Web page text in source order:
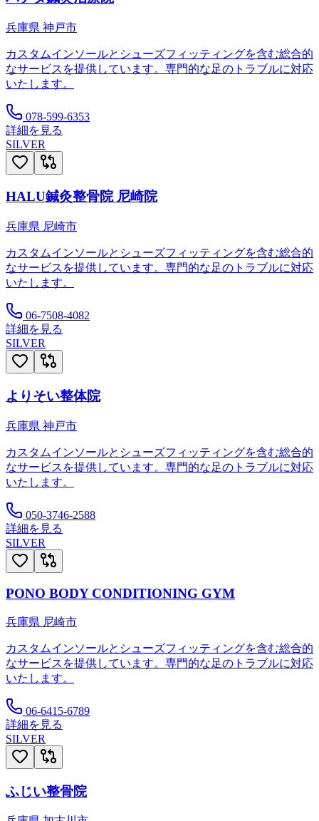
兵庫県 神戸市
カスタムインソールとシューズフィッティングを含む総合的
なサービスを提供しています。専門的な足のトラブルに対応
いたします。
078-599-6353
詳細を見る
SILVER
HALU鍼灸整骨院 尼崎院
兵庫県 尼崎市
カスタムインソールとシューズフィッティングを含む総合的
なサービスを提供しています。専門的な足のトラブルに対応
いたします。
06-7508-4082
詳細を見る
SILVER
よりそい整体院
兵庫県 神戸市
カスタムインソールとシューズフィッティングを含む総合的
なサービスを提供しています。専門的な足のトラブルに対応
いたします。
050-3746-2588
詳細を見る
SILVER
PONO BODY CONDITIONING GYM
兵庫県 尼崎市
カスタムインソールとシューズフィッティングを含む総合的
なサービスを提供しています。専門的な足のトラブルに対応
いたします。
06-6415-6789
詳細を見る
SILVER
ふじい整骨院